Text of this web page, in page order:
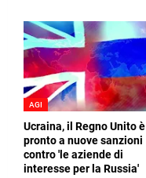
AGI
Ucraina, il Regno Unito è
pronto a nuove sanzioni
contro 'le aziende di
interesse per la Russia'